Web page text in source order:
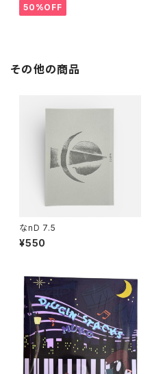
50%OFF
その他の商品
なnD 7.5
¥550